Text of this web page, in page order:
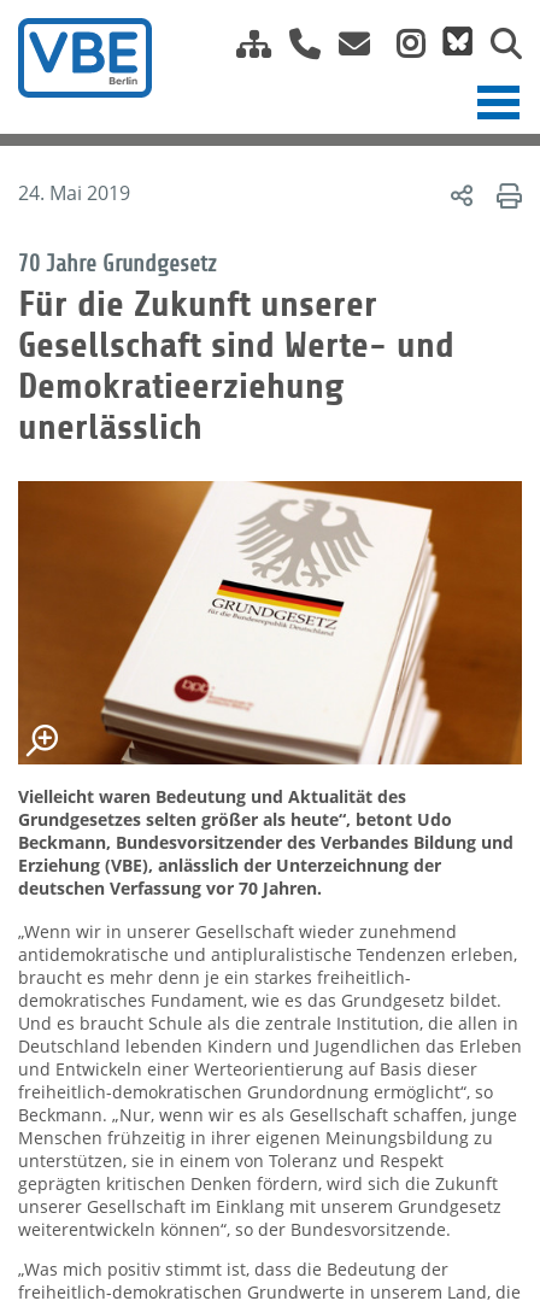
24. Mai 2019
70 Jahre Grundgesetz
Für die Zukunft unserer
Gesellschaft sind Werte- und
Demokratieerziehung
unerlässlich
Vielleicht waren Bedeutung und Aktualität des
Grundgesetzes selten größer als heute“, betont Udo
Beckmann, Bundesvorsitzender des Verbandes Bildung und
Erziehung (VBE), anlässlich der Unterzeichnung der
deutschen Verfassung vor 70 Jahren.
„Wenn wir in unserer Gesellschaft wieder zunehmend
antidemokratische und antipluralistische Tendenzen erleben,
braucht es mehr denn je ein starkes freiheitlich-
demokratisches Fundament, wie es das Grundgesetz bildet.
Und es braucht Schule als die zentrale Institution, die allen in
Deutschland lebenden Kindern und Jugendlichen das Erleben
und Entwickeln einer Werteorientierung auf Basis dieser
freiheitlich-demokratischen Grundordnung ermöglicht“, so
Beckmann. „Nur, wenn wir es als Gesellschaft schaffen, junge
Menschen frühzeitig in ihrer eigenen Meinungsbildung zu
unterstützen, sie in einem von Toleranz und Respekt
geprägten kritischen Denken fördern, wird sich die Zukunft
unserer Gesellschaft im Einklang mit unserem Grundgesetz
weiterentwickeln können“, so der Bundesvorsitzende.
„Was mich positiv stimmt ist, dass die Bedeutung der
freiheitlich-demokratischen Grundwerte in unserem Land, die